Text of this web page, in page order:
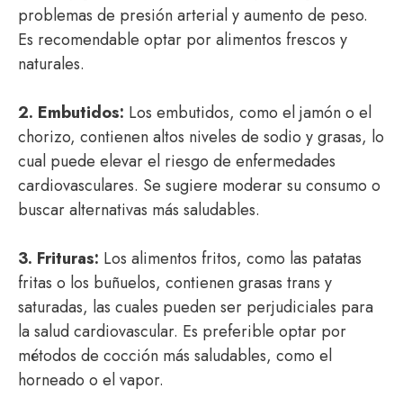
problemas de presión arterial y aumento de peso.
Es recomendable optar por alimentos frescos y
naturales.
2. Embutidos: Los embutidos, como el jamón o el
chorizo, contienen altos niveles de sodio y grasas, lo
cual puede elevar el riesgo de enfermedades
cardiovasculares. Se sugiere moderar su consumo o
buscar alternativas más saludables.
3. Frituras: Los alimentos fritos, como las patatas
fritas o los buñuelos, contienen grasas trans y
saturadas, las cuales pueden ser perjudiciales para
la salud cardiovascular. Es preferible optar por
métodos de cocción más saludables, como el
horneado o el vapor.